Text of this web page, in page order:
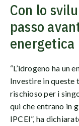
Con lo
passo
energetica
“L’idrogeno ha un
Investire in queste
rischioso per i
qui che entrano in
IPCEI”, ha